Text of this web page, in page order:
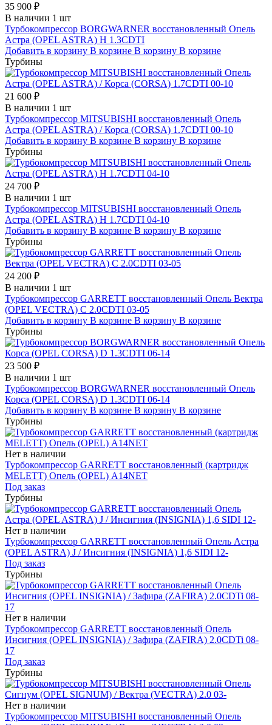
35 900 ₽
В наличии 1 шт
Турбокомпрессор BORGWARNER восстановленный Опель
Астра (OPEL ASTRA) H 1.3CDTI
Добавить в корзину В корзине В корзину В корзине
Турбины
21 600 ₽
В наличии 1 шт
Турбокомпрессор MITSUBISHI восстановленный Опель
Астра (OPEL ASTRA) / Корса (CORSA) 1.7CDTI 00-10
Добавить в корзину В корзине В корзину В корзине
Турбины
24 700 ₽
В наличии 1 шт
Турбокомпрессор MITSUBISHI восстановленный Опель
Астра (OPEL ASTRA) H 1.7CDTI 04-10
Добавить в корзину В корзине В корзину В корзине
Турбины
24 200 ₽
В наличии 1 шт
Турбокомпрессор GARRETT восстановленный Опель Вектра
(OPEL VECTRA) C 2.0CDTI 03-05
Добавить в корзину В корзине В корзину В корзине
Турбины
23 500 ₽
В наличии 1 шт
Турбокомпрессор BORGWARNER восстановленный Опель
Корса (OPEL CORSA) D 1.3CDTI 06-14
Добавить в корзину В корзине В корзину В корзине
Турбины
Нет в наличии
Турбокомпрессор GARRETT восстановленный (картридж
MELETT) Опель (OPEL) A14NET
Под заказ
Турбины
Нет в наличии
Турбокомпрессор GARRETT восстановленный Опель Астра
(OPEL ASTRA) J / Инсигния (INSIGNIA) 1,6 SIDI 12-
Под заказ
Турбины
Нет в наличии
Турбокомпрессор GARRETT восстановленный Опель
Инсигния (OPEL INSIGNIA) / Зафира (ZAFIRA) 2.0CDTi 08-
17
Под заказ
Турбины
Нет в наличии
Турбокомпрессор MITSUBISHI восстановленный Опель